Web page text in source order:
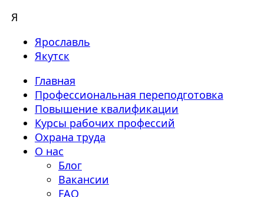
Я
Ярославль
Якутск
Главная
Профессиональная переподготовка
Повышение квалификации
Курсы рабочих профессий
Охрана труда
О нас
Блог
Вакансии
FAQ